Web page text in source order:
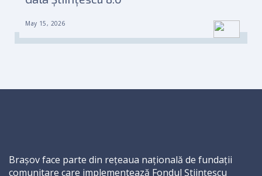
May 15, 2026
Brașov face parte din rețeaua națională de fundații
comunitare care implementează Fondul Științescu